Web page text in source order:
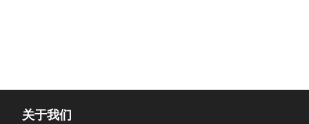
关于我们